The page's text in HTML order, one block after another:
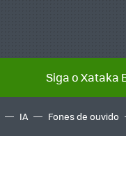
Siga o Xataka
IA Fones de ouvido